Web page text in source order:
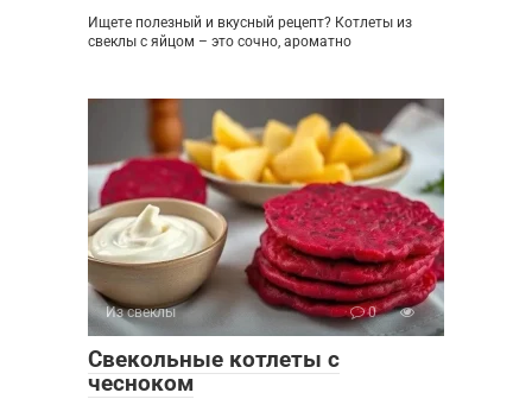
Ищете полезный и вкусный рецепт? Котлеты из
свеклы с яйцом – это сочно, ароматно
Из свеклы 0
Свекольные котлеты с
чесноком